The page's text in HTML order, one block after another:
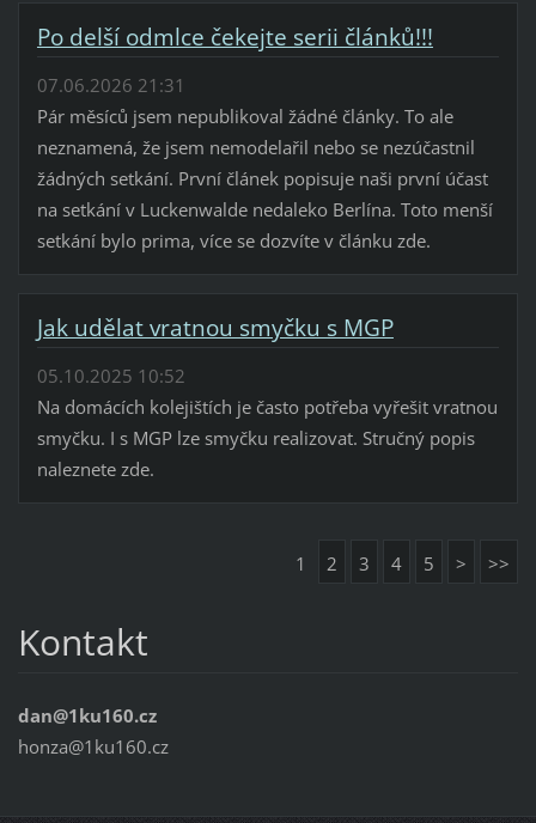
Po delší odmlce čekejte serii článků!!!
07.06.2026 21:31
Pár měsíců jsem nepublikoval žádné články. To ale
neznamená, že jsem nemodelařil nebo se nezúčastnil
žádných setkání. První článek popisuje naši první účast
na setkání v Luckenwalde nedaleko Berlína. Toto menší
setkání bylo prima, více se dozvíte v článku zde.
Jak udělat vratnou smyčku s MGP
05.10.2025 10:52
Na domácích kolejištích je často potřeba vyřešit vratnou
smyčku. I s MGP lze smyčku realizovat. Stručný popis
naleznete zde.
1 2 3 4 5 > >>
Kontakt
dan@1ku160.cz
honza@1ku160.cz